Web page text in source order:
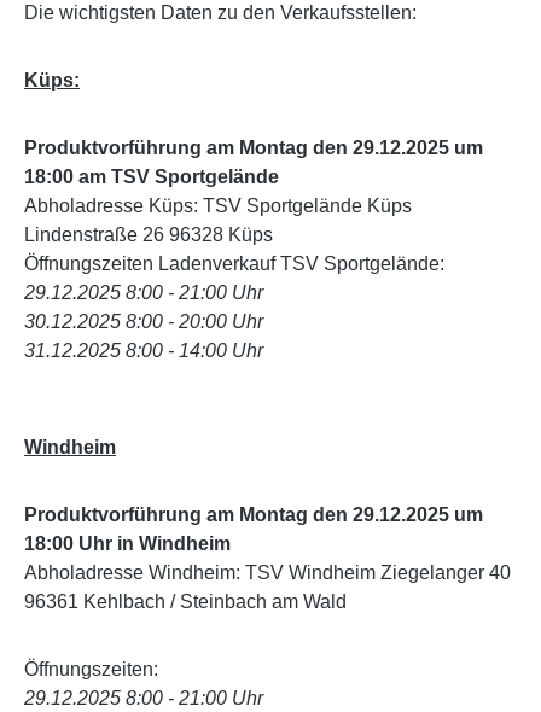
Die wichtigsten Daten zu den Verkaufsstellen:
Küps:
Produktvorführung am Montag den 29.12.2025 um
18:00 am TSV Sportgelände
Abholadresse Küps: TSV Sportgelände Küps
Lindenstraße 26 96328 Küps
Öffnungszeiten Ladenverkauf TSV Sportgelände:
29.12.2025 8:00 - 21:00 Uhr
30.12.2025 8:00 - 20:00 Uhr
31.12.2025 8:00 - 14:00 Uhr
Windheim
Produktvorführung am Montag den 29.12.2025 um
18:00 Uhr in Windheim
Abholadresse Windheim: TSV Windheim Ziegelanger 40
96361 Kehlbach / Steinbach am Wald
Öffnungszeiten:
29.12.2025 8:00 - 21:00 Uhr